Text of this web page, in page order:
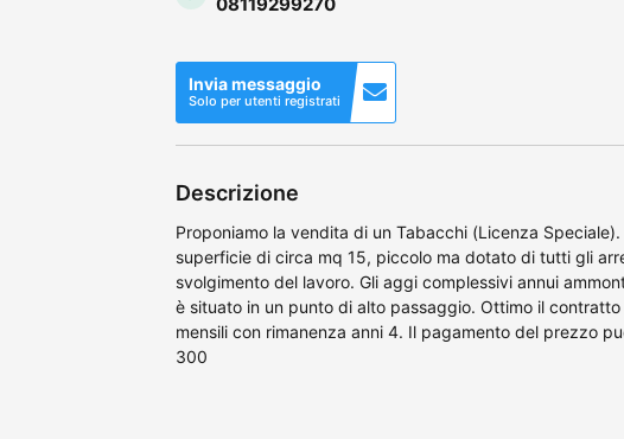
Invia messaggio
Solo per utenti registrati
Descrizione
Proponiamo la vendita di un Tabacchi (Licenza
superficie di circa mq 15, piccolo ma dotato di tutti gli
svolgimento del lavoro. Gli aggi complessivi annui
è situato in un punto di alto passaggio. Ottimo il
mensili con rimanenza anni 4. Il pagamento del prezzo
300